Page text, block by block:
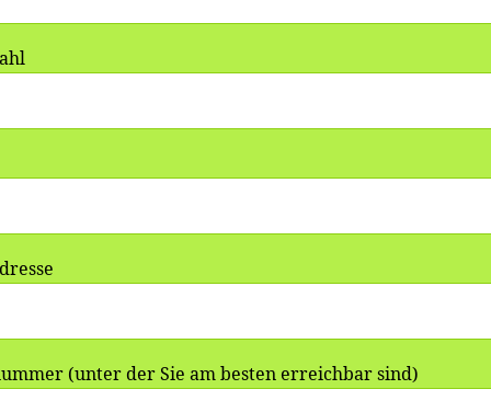
(unter der Sie am besten erreichbar sind)